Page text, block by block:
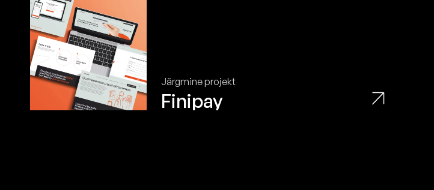
Järgmine projekt
Finipay